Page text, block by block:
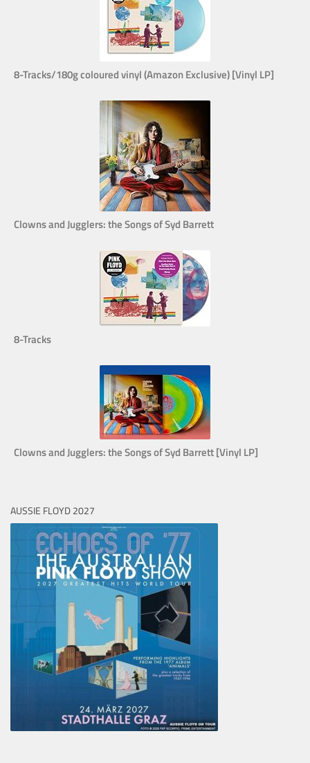
8-Tracks/180g coloured vinyl (Amazon Exclusive) [Vinyl LP]
Clowns and Jugglers: the Songs of Syd Barrett
8-Tracks
Clowns and Jugglers: the Songs of Syd Barrett [Vinyl LP]
AUSSIE FLOYD 2027